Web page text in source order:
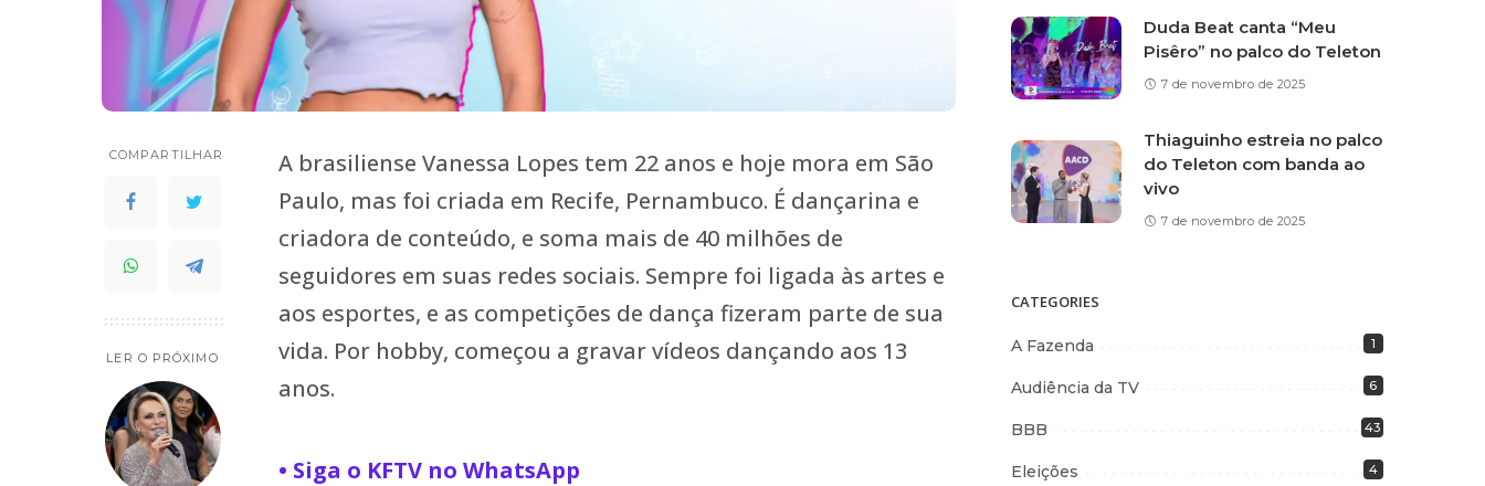
COMPARTILHAR
LER O PRÓXIMO
A brasiliense Vanessa Lopes tem 22 anos e hoje mora em São
Paulo, mas foi criada em Recife, Pernambuco. É dançarina e
criadora de conteúdo, e soma mais de 40 milhões de
seguidores em suas redes sociais. Sempre foi ligada às artes e
aos esportes, e as competições de dança fizeram parte de sua
vida. Por hobby, começou a gravar vídeos dançando aos 13
anos.
• Siga o KFTV no WhatsApp
Duda Beat canta “Meu
Pisêro” no palco do Teleton
7 de novembro de 2025
Thiaguinho estreia no palco
do Teleton com banda ao
vivo
7 de novembro de 2025
CATEGORIES
A Fazenda 1
Audiência da TV 6
BBB 43
Eleições 4